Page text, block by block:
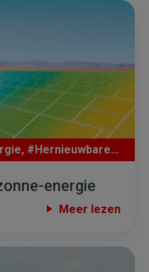
, #Hernieuwbare energie
energie
Meer lezen